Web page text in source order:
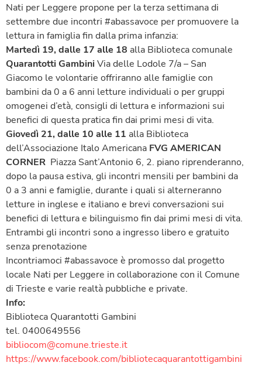
Nati per Leggere propone per la terza settimana di
settembre due incontri #abassavoce per promuovere la
lettura in famiglia fin dalla prima infanzia:
Martedì 19, dalle 17 alle 18 alla Biblioteca comunale
Quarantotti GambiniVia delle Lodole 7/a – San
Giacomo le volontarie offriranno alle famiglie con
bambini da 0 a 6 anni letture individuali o per gruppi
omogenei d’età, consigli di lettura e informazioni sui
benefici di questa pratica fin dai primi mesi di vita.
Giovedì 21, dalle 10 alle 11 alla Biblioteca
dell’Associazione Italo Americana FVG AMERICAN
CORNER Piazza Sant’Antonio 6, 2. piano riprenderanno,
dopo la pausa estiva, gli incontri mensili per bambini da
0 a 3 anni e famiglie, durante i quali si alterneranno
letture in inglese e italiano e brevi conversazioni sui
benefici di lettura e bilinguismo fin dai primi mesi di vita.
Entrambi gli incontri sono a ingresso libero e gratuito
senza prenotazione
Incontriamoci #abassavoce è promosso dal progetto
locale Nati per Leggere in collaborazione con il Comune
di Trieste e varie realtà pubbliche e private.
Info:
Biblioteca Quarantotti Gambini
tel. 0400649556
bibliocom@comune.trieste.it
https://www.facebook.com/bibliotecaquarantottigambini